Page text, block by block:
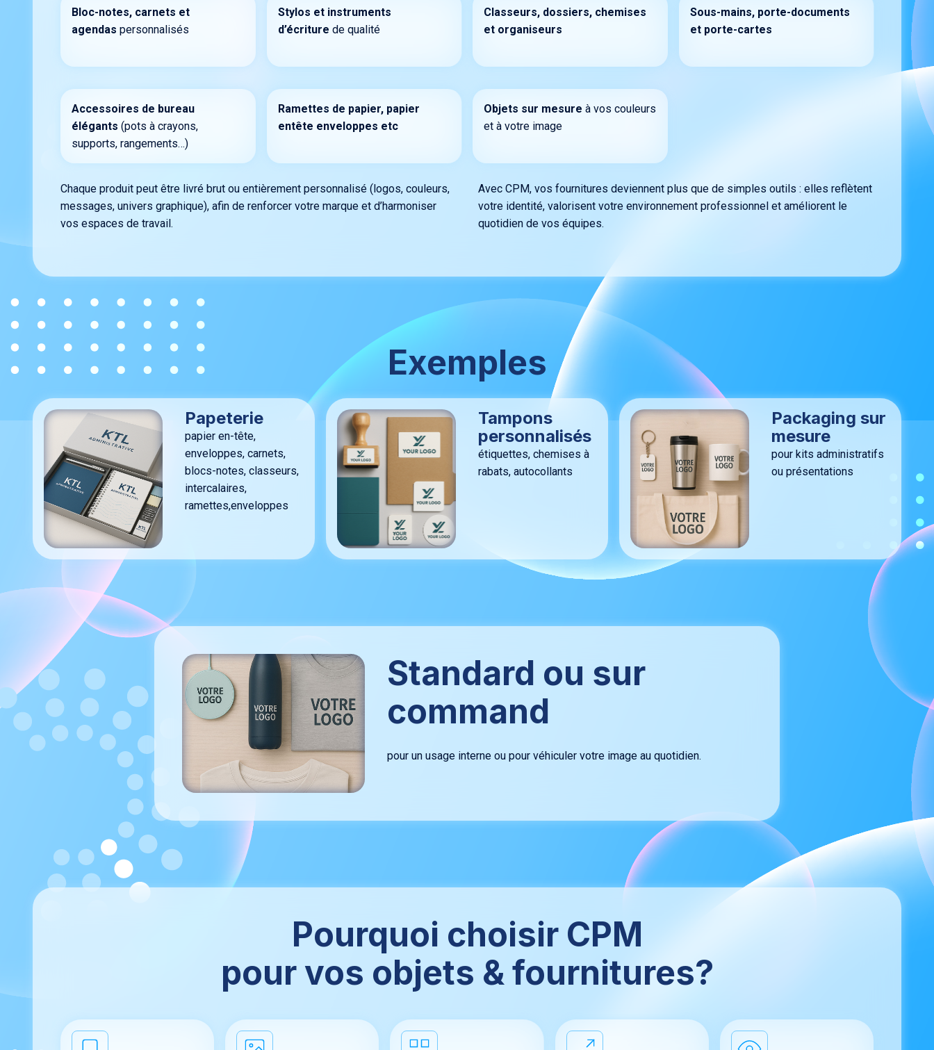
Bloc-notes, carnets et
agendas personnalisés
Stylos et instruments
d’écriture de qualité
Classeurs, dossiers, chemises
et organiseurs
Sous-mains, porte-documents
et porte-cartes
Accessoires de bureau
élégants (pots à crayons,
supports, rangements…)
Ramettes de papier, papier
entête enveloppes etc
Objets sur mesure à vos couleurs
et à votre image
Chaque produit peut être livré brut ou entièrement personnalisé (logos, couleurs,
messages, univers graphique), afin de renforcer votre marque et d’harmoniser
vos espaces de travail.
Avec CPM, vos fournitures deviennent plus que de simples outils : elles reflètent
votre identité, valorisent votre environnement professionnel et améliorent le
quotidien de vos équipes.
Exemples
Papeterie
papier en-tête,
enveloppes, carnets,
blocs-notes, classeurs,
intercalaires,
ramettes,enveloppes
Tampons
personnalisés
étiquettes, chemises à
rabats, autocollants
Packaging sur
mesure
pour kits administratifs
ou présentations
Standard ou sur
command
pour un usage interne ou pour véhiculer votre image au quotidien.
Pourquoi choisir CPM
pour vos objets & fournitures?